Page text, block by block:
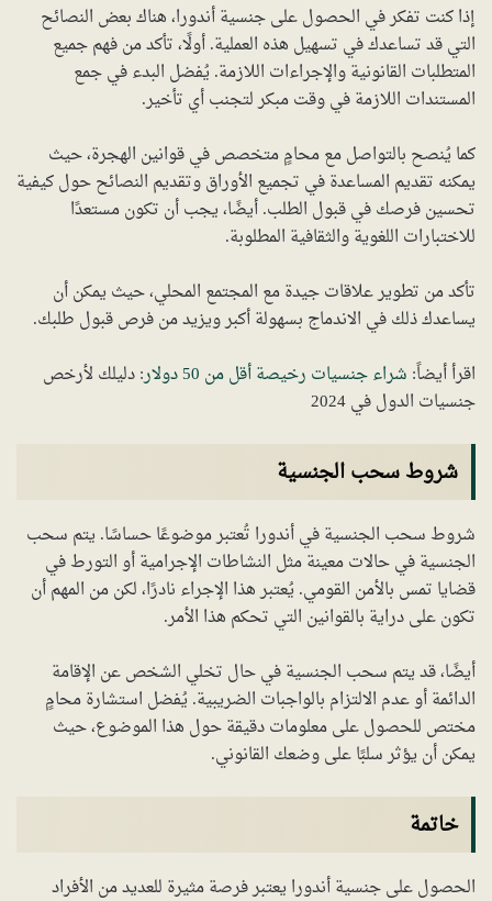
إذا كنت تفكر في الحصول على جنسية أندورا، هناك بعض النصائح
التي قد تساعدك في تسهيل هذه العملية. أولًا، تأكد من فهم جميع
المتطلبات القانونية والإجراءات اللازمة. يُفضل البدء في جمع
المستندات اللازمة في وقت مبكر لتجنب أي تأخير.
كما يُنصح بالتواصل مع محامٍ متخصص في قوانين الهجرة، حيث
يمكنه تقديم المساعدة في تجميع الأوراق وتقديم النصائح حول كيفية
تحسين فرصك في قبول الطلب. أيضًا، يجب أن تكون مستعدًا
للاختبارات اللغوية والثقافية المطلوبة.
تأكد من تطوير علاقات جيدة مع المجتمع المحلي، حيث يمكن أن
يساعدك ذلك في الاندماج بسهولة أكبر ويزيد من فرص قبول طلبك.
اقرأ أيضاً: شراء جنسيات رخيصة أقل من 50 دولار
: دليلك لأرخص
جنسيات الدول في 2024
شروط سحب الجنسية
شروط سحب الجنسية في أندورا تُعتبر موضوعًا حساسًا. يتم سحب
الجنسية في حالات معينة مثل النشاطات الإجرامية أو التورط في
قضايا تمس بالأمن القومي. يُعتبر هذا الإجراء نادرًا، لكن من المهم أن
تكون على دراية بالقوانين التي تحكم هذا الأمر.
أيضًا، قد يتم سحب الجنسية في حال تخلي الشخص عن الإقامة
الدائمة أو عدم الالتزام بالواجبات الضريبية. يُفضل استشارة محامٍ
مختص للحصول على معلومات دقيقة حول هذا الموضوع، حيث
يمكن أن يؤثر سلبًا على وضعك القانوني.
خاتمة
الحصول على جنسية أندورا يعتبر فرصة مثيرة للعديد من الأفراد